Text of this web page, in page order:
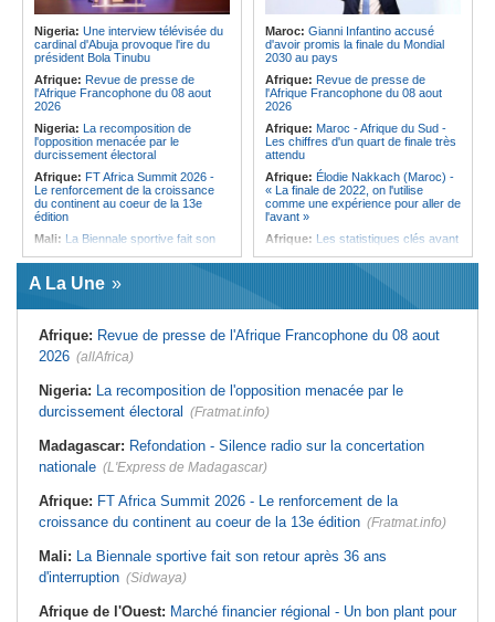
Afrique:Naomi Eto (Cameroun) - «
Face au Nigeria, nous donnerons
tout sur le terrain. »
Cameroun:Ngoh Ngoh, l'homme
qui signe à la place de Biya
Agroalimentaire - Les
boissons locales conquièrent le
marché
Nigeria: Une interview télévisée du
cardinal d'Abuja provoque l'ire du
président Bola Tinubu
Afrique: Revue de presse de
l'Afrique Francophone du 08 aout
2026
Nigeria: La recomposition de
l'opposition menacée par le
durcissement électoral
Afrique: FT Africa Summit 2026 -
Le renforcement de la croissance
du continent au coeur de la 13e
édition
Mali: La Biennale sportive fait son
Afrique de l'Ouest:
financier régional - Un bon plant
revendique un redressement
financier du fonds
nature - Le procureur du TGI de
Pikine-Guédiawaye interjette appel
de l'ordonnance de non-lieu partiel et
Sénégal:FERA - Priorité à
l'économie de la préservation,
Cheikh Dieng décline sa vision
Sénégal:
Cheikh Dieng définit ses
axes prioritaires pour restructurer le
Fonds d'entretien routier autonome
Maroc: Gianni Infantino accusé
d'avoir promis la finale du Mondial
2030 au pays
Afrique: Revue de presse de
l'Afrique Francophone du 08 aout
2026
Afrique: Maroc - Afrique du Sud -
Les chiffres d'un quart de finale très
attendu
Afrique: Élodie Nakkach (Maroc) -
« La finale de 2022, on l'utilise
comme une expérience pour aller de
l'avant »
Afrique: Les statistiques clés avant
d'Ivoire et l'Algérie
la finale
Afrique:Côte d'Ivoire - Algérie, un
Sénégal bat la Tunisie et prend le
quart
Tunisie:
interconnecté « One Health »
Tunisie:
les startups à l'international
A La Une
Afrique: Revue de presse de l'Afrique Francophone du 08 aout
2026 (allAfrica)
Nigeria: La recomposition de l'opposition menacée par le
durcissement électoral (Fratmat.info)
Madagascar: Refondation - Silence radio sur la concertation
nationale (L'Express de Madagascar)
Afrique: FT Africa Summit 2026 - Le renforcement de la
croissance du continent au coeur de la 13e édition (Fratmat.info)
Mali: La Biennale sportive fait son retour après 36 ans
d'interruption (Sidwaya)
Afrique de l'Ouest: Marché financier régional - Un bon plant pour